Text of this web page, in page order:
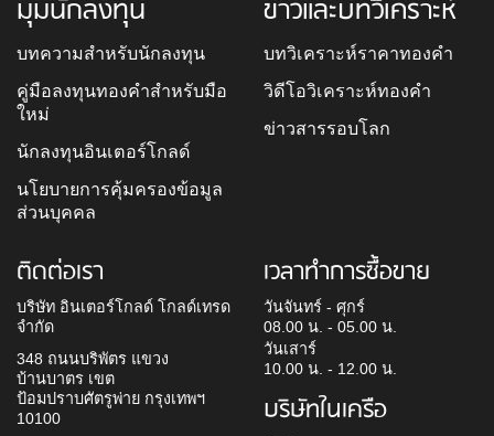
มุมนักลงทุน
บทความสำหรับนักลงทุน
คู่มือลงทุนทองคำสำหรับมือ
ใหม่
นักลงทุนอินเตอร์โกลด์
นโยบายการคุ้มครองข้อมูล
ส่วนบุคคล
ข่าวและบทวิเคราะห์
บทวิเคราะห์ราคาทองคำ
วิดีโอวิเคราะห์ทองคำ
ข่าวสารรอบโลก
ติดต่อเรา
บริษัท อินเตอร์โกลด์ โกลด์เทรด
จำกัด
348 ถนนบริพัตร แขวง
บ้านบาตร เขต
ป้อมปราบศัตรูพ่าย กรุงเทพฯ
10100
เวลาทำการซื้อขาย
วันจันทร์ - ศุกร์
08.00 น. - 05.00 น.
วันเสาร์
10.00 น. - 12.00 น.
บริษัทในเครือ